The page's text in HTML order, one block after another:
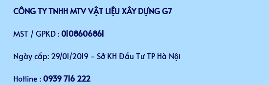
CÔNG TY TNHH MTV VẬT LIỆU XÂY DỰNG G7
MST / GPKD : 0108606861
Ngày cấp: 29/01/2019 - Sở KH Đầu Tư TP Hà Nội
Hotline : 0939 716 222